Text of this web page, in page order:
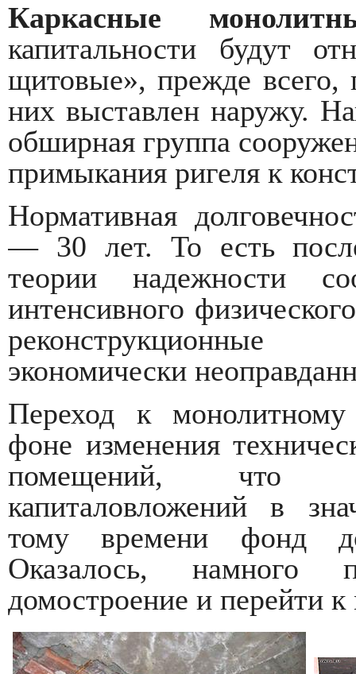
Каркасные
капитальности будут
щитовые», прежде всего,
них выставлен наружу.
обширная группа
примыкания ригеля к
Нормативная
— 30 лет. То есть
теории надежности
интенсивного
реконструкционные
экономически
Переход к
фоне изменения
помещений, что
капиталовложений в
тому времени фонд
Оказалось, намного
домостроение и перейти к